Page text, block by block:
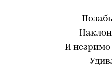
И незримо